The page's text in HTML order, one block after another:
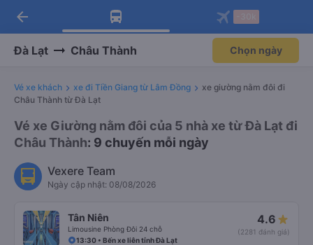
Tải app Vexere ngay!
Nhận ưu đãi thành viên độc
Mở app
Tải app Vexere
-30k/ghế khi đặt vé máy bay qua
Mở app
arrow_back
Đà Lạt Châu Thành Chọn ngày
Vé xe khách xe đi Tiền Giang từ Lâm Đồng
xe giường nằm đôi đi
Châu Thành từ Đà Lạt
Vé xe Giường nằm đôi của 5 nhà xe từ Đà Lạt đi
Châu Thành: 9 chuyến mỗi ngày
Vexere Team
Ngày cập nhật: 08/08/2026
Tân Niên
Limousine Phòng Đôi 24 chỗ
4.6
(2281 đánh giá)
13:30 • Bến xe liên tỉnh Đà Lạt